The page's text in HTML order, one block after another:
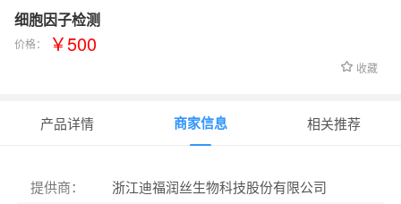
细胞因子检测
价格： ￥500
收藏
产品详情 商家信息 相关推荐
提供商：
浙江迪福润丝生物科技股份有限公司